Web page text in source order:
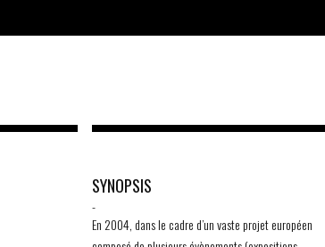
SYNOPSIS
-
En 2004, dans le cadre d’un vaste projet européen